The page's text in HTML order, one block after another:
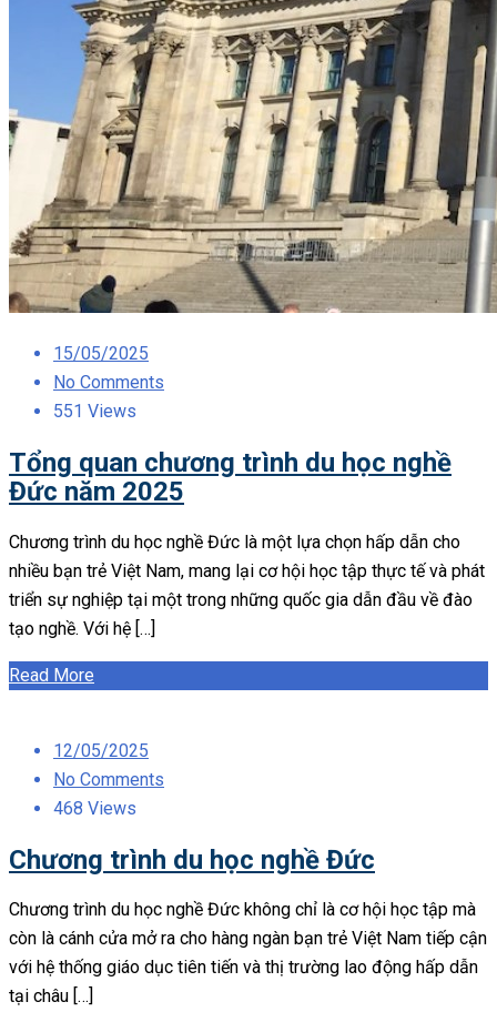
Posted
on
15/05/2025
No Comments
551 Views
Tổng quan chương trình du học nghề
Đức năm 2025
Chương trình du học nghề Đức là một lựa chọn hấp dẫn cho
nhiều bạn trẻ Việt Nam, mang lại cơ hội học tập thực tế và phát
triển sự nghiệp tại một trong những quốc gia dẫn đầu về đào
tạo nghề. Với hệ […]
Read More
Posted
on
12/05/2025
No Comments
468 Views
Chương trình du học nghề Đức
Chương trình du học nghề Đức không chỉ là cơ hội học tập mà
còn là cánh cửa mở ra cho hàng ngàn bạn trẻ Việt Nam tiếp cận
với hệ thống giáo dục tiên tiến và thị trường lao động hấp dẫn
tại châu […]